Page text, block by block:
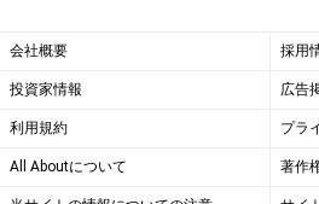
会社概要 採用
投資家情報 広告
利用規約 プラ
All Aboutについて 著作